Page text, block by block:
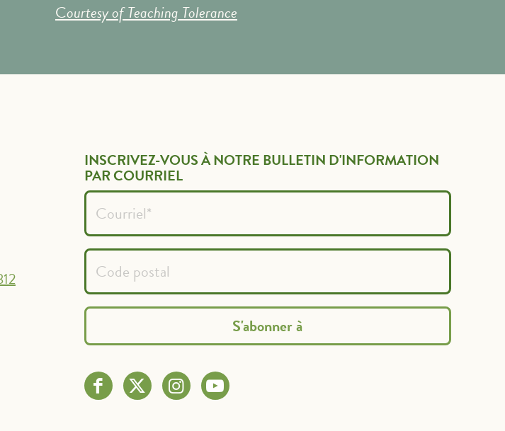
Courtesy of Teaching Tolerance
INSCRIVEZ-VOUS À NOTRE BULLETIN D'INFORMATION
PAR COURRIEL